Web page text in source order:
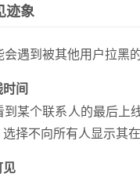
迹象
遇到被其他用户拉黑
间
某个联系人的最后
择不向所有人显示其在
见